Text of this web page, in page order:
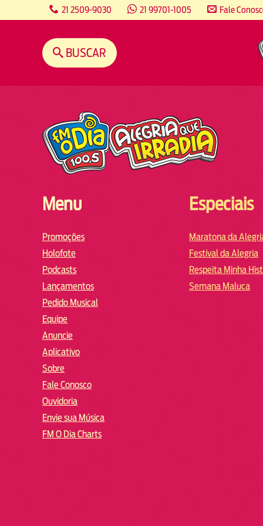
21 2509-9030 21 99701-1005 Fale
BUSCAR
Menu
Promoções
Holofote
Podcasts
Lançamentos
Pedido Musical
Equipe
Anuncie
Aplicativo
Sobre
Fale Conosco
Ouvidoria
Envie sua Música
FM O Dia Charts
Especiais
Maratona da
Festival da Alegria
Respeita Minha
Semana Maluca